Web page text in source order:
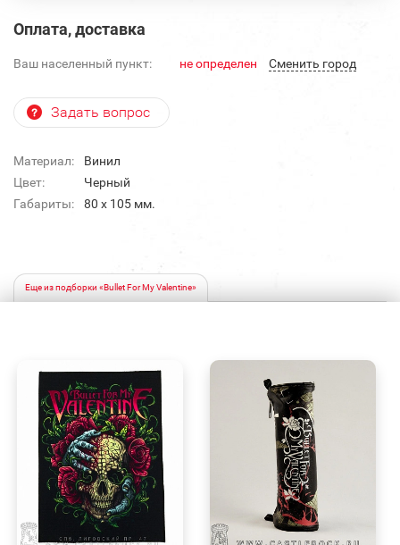
Оплата, доставка
Ваш населенный пункт: не определен Cменить город
Задать вопрос
Материал:
Винил
Цвет:
Черный
Габариты:
80 х 105 мм.
Еще из подборки «Bullet For My Valentine»